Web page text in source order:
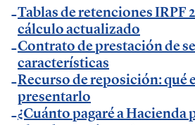
Autónomos y Emprendedores.
— Entrevista sobre Ley
Crece enExpansión.
— Entrevista sobre Ley
Crece enLa Razón
— Entrevista sobre factura
Tablas de retenciones IRPF
cálculo actualizado
Contrato de prestación de
características
Recurso de reposición: qué
presentarlo
¿Cuánto pagaré a Hacienda